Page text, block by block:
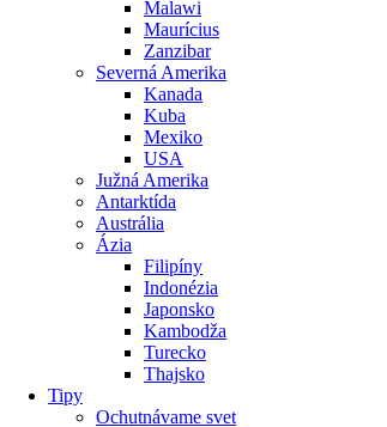
Malawi
Maurícius
Zanzibar
Severná Amerika
Kanada
Kuba
Mexiko
USA
Južná Amerika
Antarktída
Austrália
Ázia
Filipíny
Indonézia
Japonsko
Kambodža
Turecko
Thajsko
Tipy
Ochutnávame svet